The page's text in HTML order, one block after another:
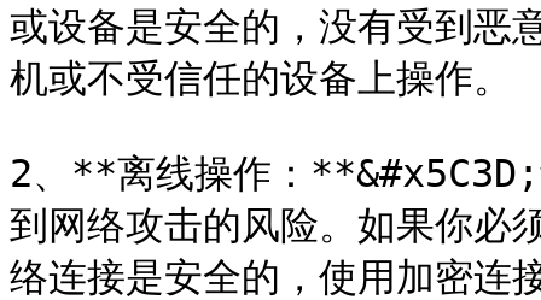
或设备是安全的，没有受到恶
机或不受信任的设备上操作。
2、**离线操作：**&#x5C3D;
到网络攻击的风险。如果你必
络连接是安全的，使用加密连